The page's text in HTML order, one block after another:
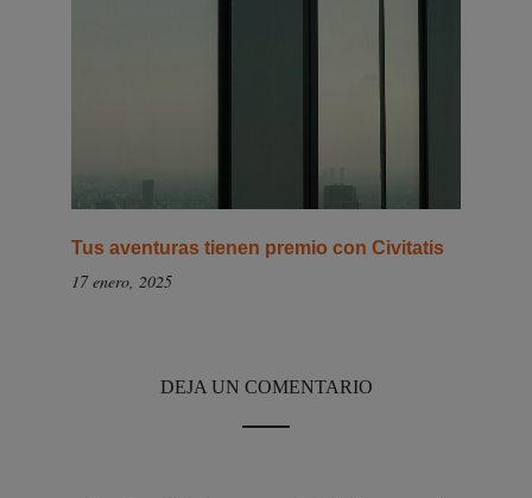
Tus aventuras tienen premio con Civitatis
17 enero, 2025
DEJA UN COMENTARIO